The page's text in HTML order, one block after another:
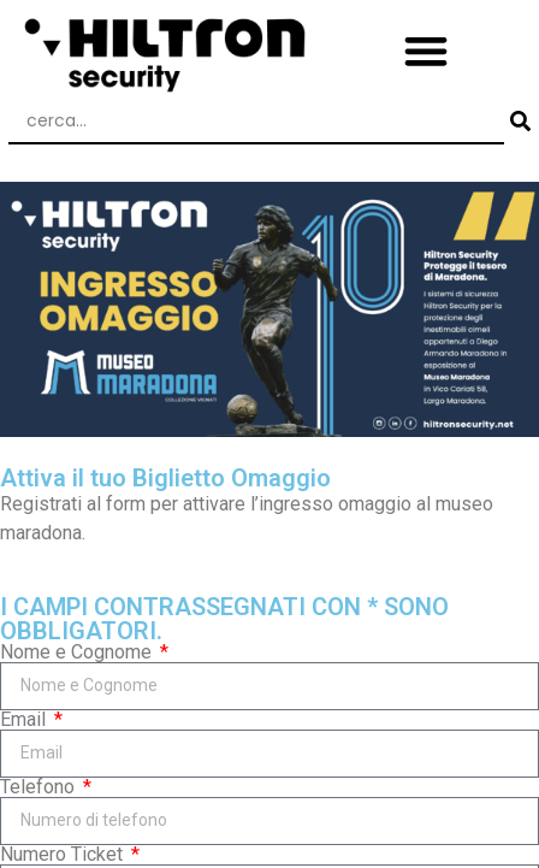
Attiva il tuo Biglietto Omaggio
Registrati al form per attivare l’ingresso omaggio al museo
maradona.
I CAMPI CONTRASSEGNATI CON * SONO
OBBLIGATORI.
Nome e Cognome
Email
Telefono
Numero Ticket